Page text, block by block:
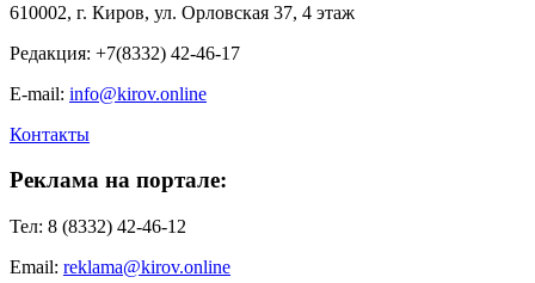
610002, г. Киров, ул. Орловская 37, 4 этаж
Редакция: +7(8332) 42-46-17
E-mail: info@kirov.online
Контакты
Реклама на портале:
Тел: 8 (8332) 42-46-12
Email: reklama@kirov.online